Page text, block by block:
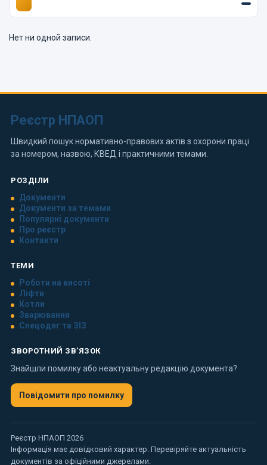
Нет ни одной записи.
Реєстр НПАОП
Швидкий пошук нормативно-правових актів з охорони праці
за номером, назвою, КВЕД і практичними темами.
РОЗДІЛИ
Документи
Документи за темами
Популярні документи
Про реєстр
Контакти
ТЕМИ
Роботи на висоті
Ліфти
Котли
Зварювання
Спецодяг та ЗІЗ
ЗВОРОТНИЙ ЗВ’ЯЗОК
Знайшли помилку або неактуальну редакцію документа?
Повідомити про помилку
Реєстр НПАОП 2026
Інформація має довідковий характер. Перевіряйте актуальність
документів за офіційними джерелами.